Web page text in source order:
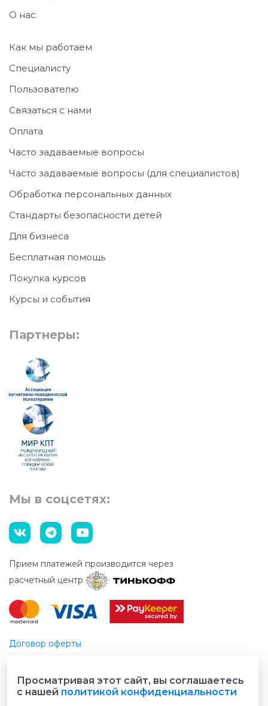
О нас
Как мы работаем
Специалисту
Пользователю
Связаться с нами
Оплата
Часто задаваемые вопросы
Часто задаваемые вопросы (для специалистов)
Обработка персональных данных
Стандарты безопасности детей
Для бизнеса
Бесплатная помощь
Покупка курсов
Курсы и события
Партнеры:
Мы в соцсетях:
Прием платежей производится через
расчетный центр
Договор оферты
© 2026 Все права защищены
Просматривая этот сайт, вы соглашаетесь
с нашей политикой конфиденциальности